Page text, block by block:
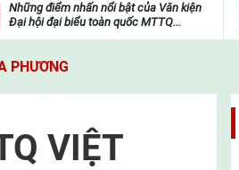
Những điểm nhấn nổi bật của Văn kiện
Đại hội đại biểu toàn quốc MTTQ...
PHƯƠNG
VIỆT